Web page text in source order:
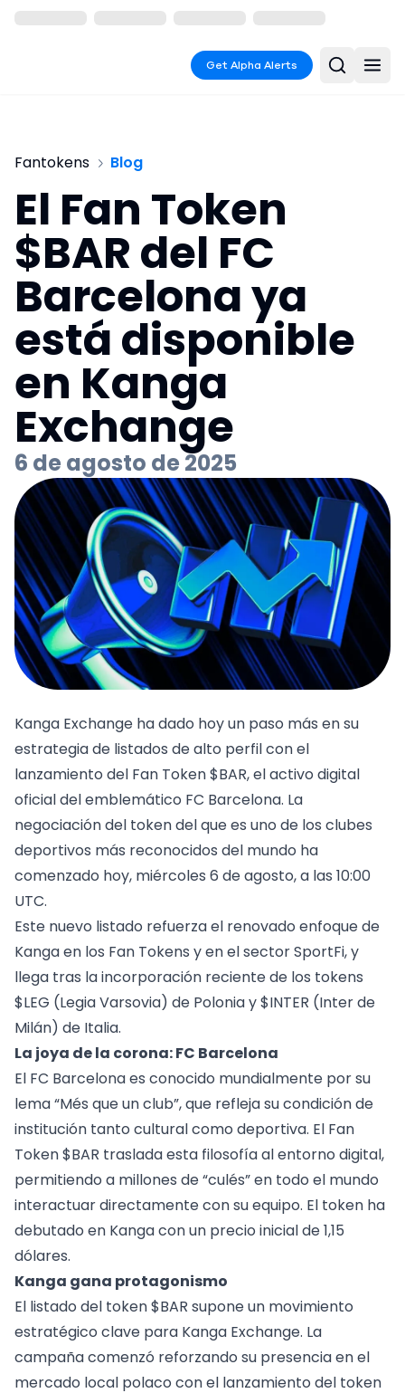
Get Alpha Alerts
Fantokens Blog
El Fan Token
$BAR del FC
Barcelona ya
está disponible
en Kanga
Exchange
6 de agosto de 2025
Kanga Exchange ha dado hoy un paso más en su
estrategia de listados de alto perfil con el
lanzamiento del Fan Token $BAR, el activo digital
oficial del emblemático FC Barcelona. La
negociación del token del que es uno de los clubes
deportivos más reconocidos del mundo ha
comenzado hoy, miércoles 6 de agosto, a las 10:00
UTC.
Este nuevo listado refuerza el renovado enfoque de
Kanga en los Fan Tokens y en el sector SportFi, y
llega tras la incorporación reciente de los tokens
$LEG (Legia Varsovia) de Polonia y $INTER (Inter de
Milán) de Italia.
La joya de la corona: FC Barcelona
El FC Barcelona es conocido mundialmente por su
lema “Més que un club”, que refleja su condición de
institución tanto cultural como deportiva. El Fan
Token $BAR traslada esta filosofía al entorno digital,
permitiendo a millones de “culés” en todo el mundo
interactuar directamente con su equipo. El token ha
debutado en Kanga con un precio inicial de 1,15
dólares.
Kanga gana protagonismo
El listado del token $BAR supone un movimiento
estratégico clave para Kanga Exchange. La
campaña comenzó reforzando su presencia en el
mercado local polaco con el lanzamiento del token